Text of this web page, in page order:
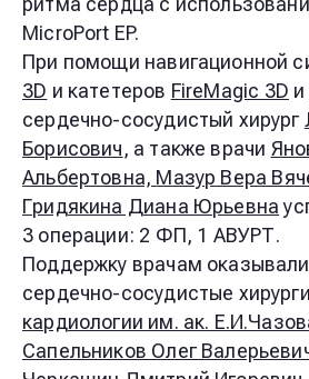
MicroPort EP.
При помощи навигационной
3D и катетеров FireMagic 3D и
сердечно-сосудистый хирург
Борисович, а также врачи
Альбертовна, Мазур Вера
Гридякина Диана Юрьевна
3 операции: 2 ФП, 1 АВУРТ.
Поддержку врачам
сердечно-сосудистые хирурги
кардиологии им. ак.
Сапельников Олег